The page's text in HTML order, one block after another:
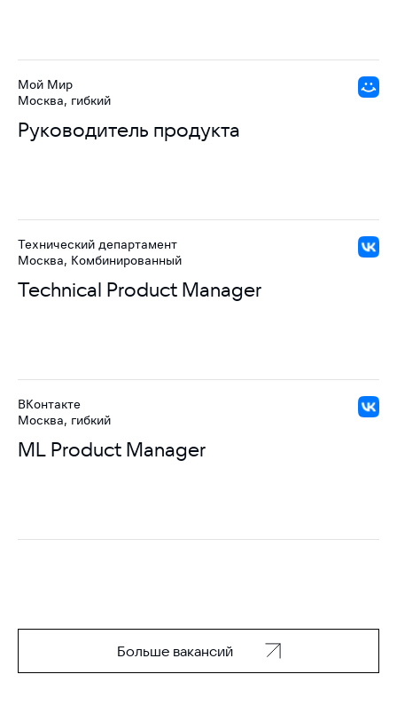
Руководитель продукта
Мой Мир
Москва, гибкий
Technical Product Manager
Технический департамент
Москва, Комбинированный
ML Product Manager
ВКонтакте
Москва, гибкий
Больше вакансий